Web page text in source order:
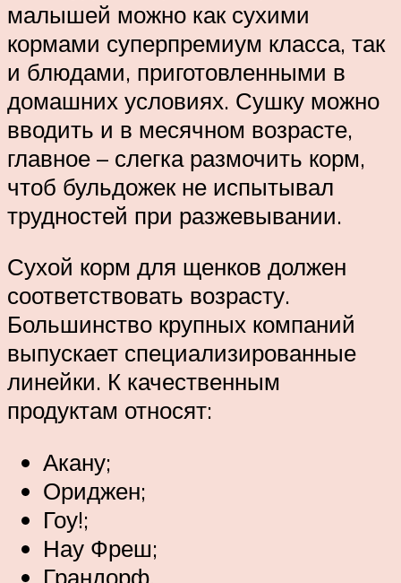
малышей можно как сухими
кормами суперпремиум класса, так
и блюдами, приготовленными в
домашних условиях. Сушку можно
вводить и в месячном возрасте,
главное – слегка размочить корм,
чтоб бульдожек не испытывал
трудностей при разжевывании.
Сухой корм для щенков должен
соответствовать возрасту.
Большинство крупных компаний
выпускает специализированные
линейки. К качественным
продуктам относят:
Акану;
Ориджен;
Гоу!;
Нау Фреш;
Грандорф.